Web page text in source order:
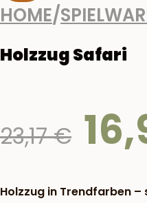
HOME/
Holzzug Safari
23,17€ Preis
23,17
Holzzug in Trendfarben